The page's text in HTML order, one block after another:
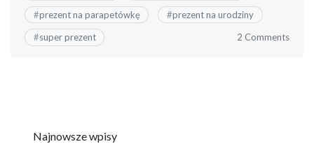
#prezent na parapetówkę #prezent na urodziny
#super prezent 2 Comments
Najnowsze wpisy